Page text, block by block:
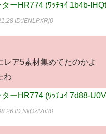
ーHR774 (ﾜｯﾁｮｲ 1b4b-
ID:iENLPXRj0
レア5素材集めてたのかよ
わ
ーHR774 (ﾜｯﾁｮｲ 7d88-
ID:NkQztVp30